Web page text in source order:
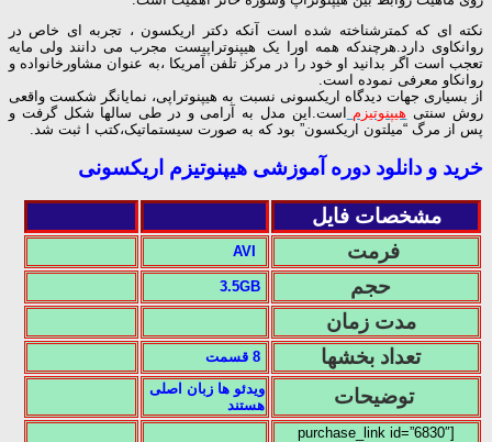
نکته ای که کمترشناخته شده است آنکه دکتر اریکسون ، تجربه ای خاص در
روانکاوی دارد.هرچندکه همه اورا یک هیپنوتراپیست مجرب می دانند ولی مایه
تعجب است اگر بدانید او خود را در مرکز تلفن آمریکا ،به عنوان مشاورخانواده و
روانکاو معرفی نموده است.
از بسیاری جهات دیدگاه اریکسونی نسبت به هیپنوتراپی، نمایانگر شکست واقعی
روش سنتی هیپنوتیزم است.این مدل به آرامی و در طی سالها شکل گرفت و
پس از مرگ “میلتون اریکسون” بود که به صورت سیستماتیک،کتب ا ثبت شد.
خرید و دانلود دوره آموزشی هیپنوتیزم اریکسونی
مشخصات فایل
فرمت
حجم
مدت زمان
تعداد بخشها
توضیحات
ویدئو ها زبان اصلی
هستند
[purchase_link id=”6830″